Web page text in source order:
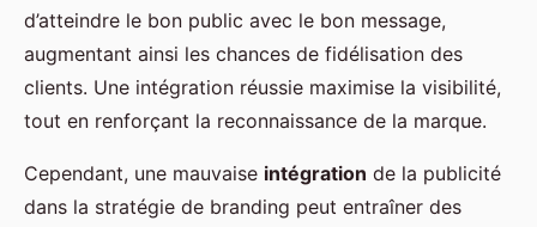
d’atteindre le bon public avec le bon message,
augmentant ainsi les chances de fidélisation des
clients. Une intégration réussie maximise la visibilité,
tout en renforçant la reconnaissance de la marque.
Cependant, une mauvaise intégration de la publicité
dans la stratégie de branding peut entraîner des